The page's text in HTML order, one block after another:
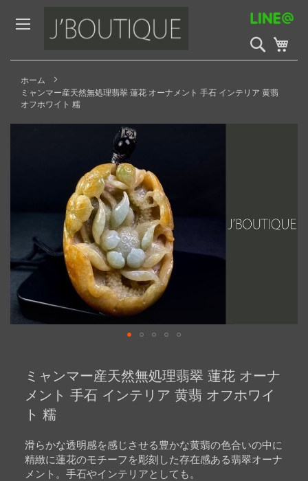
to
Content
検
索
開
ホーム
ミャンマー産天然無処理翡翠 蓮花 オーナメント 手石 インテリア 黄翡
オフホワイト 糯
Skip
gallery
beginning
images
ミャンマー産天然無処理翡翠 蓮花 オーナ
メント 手石 インテリア 黄翡 オフホワイ
ト 糯
滑らかな透明感を感じさせる豊かな黄翡の色合いの中に
精緻に蓮花のモチーフを彫刻した存在感ある翡翠オーナ
メント。手石やインテリアとしても。